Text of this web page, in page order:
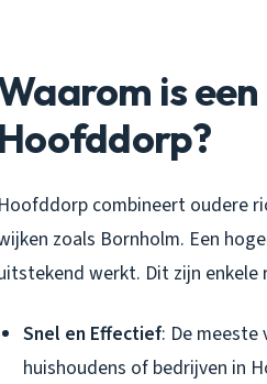
is
Hoofddorp?
Hoofddorp combineert oudere
zoals Bornholm. Een
werkt. Dit zijn
Snel en Effectief: De meeste
huishoudens of bedrijven in